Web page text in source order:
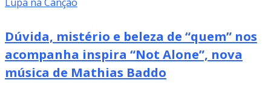
Dúvida, mistério e beleza de “quem” nos
acompanha inspira “Not Alone”, nova
música de Mathias Baddo